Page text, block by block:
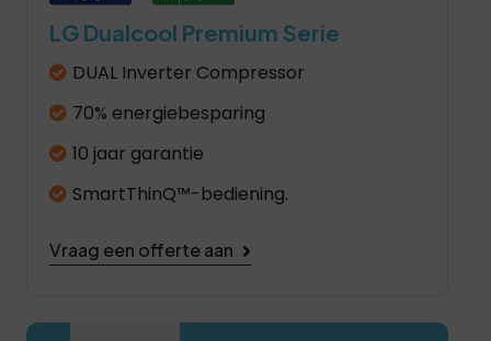
LG Dualcool Premium Serie
DUAL Inverter Compressor
70% energiebesparing
10 jaar garantie
SmartThinQ™-bediening.
Vraag een offerte aan